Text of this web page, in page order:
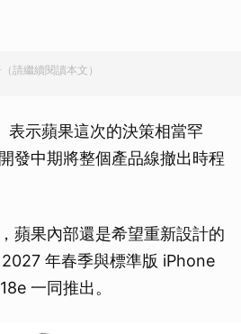
請繼續閱讀本文）
表示蘋果這次的決策相當罕
發中期將整個產品線撤出時程
蘋果內部還是希望重新設計的
年春季與標準版 iPhone
一同推出。